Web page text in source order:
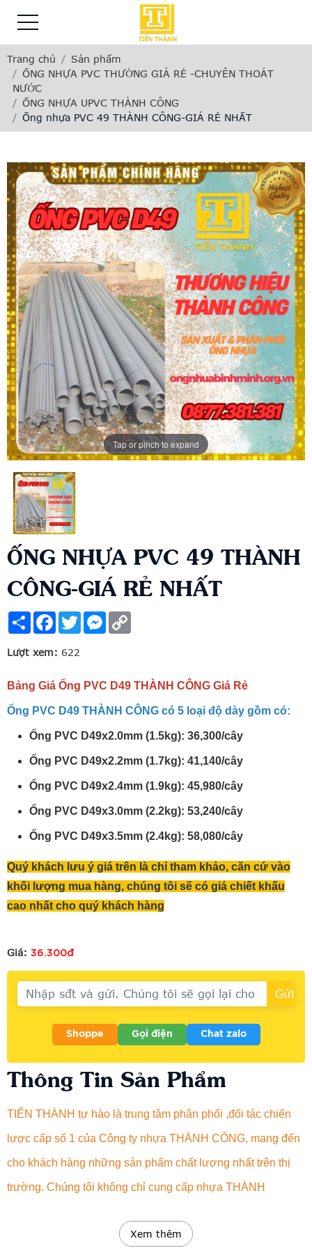
Trang chủ
Sản phẩm
ỐNG NHỰA PVC THƯỜNG GIÁ RẺ -CHUYÊN THOÁT
NƯỚC
ỐNG NHỰA UPVC THÀNH CÔNG
Ống nhựa PVC 49 THÀNH CÔNG-GIÁ RẺ NHẤT
Tap or pinch to expand
ỐNG NHỰA PVC 49 THÀNH
CÔNG-GIÁ RẺ NHẤT
ShareFacebook
TwitterMessenger
Lượt xem: 622
Bảng Giá Ống PVC D49 THÀNH CÔNG Giá Rẻ
Ống PVC D49 THÀNH CÔNG có 5 loại độ dày gồm có:
Ống PVC D49x2.0mm (1.5kg): 36,300/cây
Ống PVC D49x2.2mm (1.7kg): 41,140/cây
Ống PVC D49x2.4mm (1.9kg): 45,980/cây
Ống PVC D49x3.0mm (2.2kg): 53,240/cây
Ống PVC D49x3.5mm (2.4kg): 58,080/cây
Quý khách lưu ý giá trên là chỉ tham khảo, căn cứ vào
khối lượng mua hàng, chúng tôi sẽ có giá chiết khấu
cao nhất cho quý khách hàng
Giá: 36.300đ
Shoppe Gọi điện Chat zalo
Thông Tin Sản Phẩm
TIẾN THÀNH tự hào là trung tâm phân phối ,đối tác chiến
lược cấp số 1 của Công ty nhựa THÀNH CÔNG, mang đến
cho khách hàng những sản phẩm chất lượng nhất trên thị
trường. Chúng tôi không chỉ cung cấp nhựa THÀNH
khách hàng hàng đầu, tạo nên mối quan hệ đối tác lâu dài
Xem thêm